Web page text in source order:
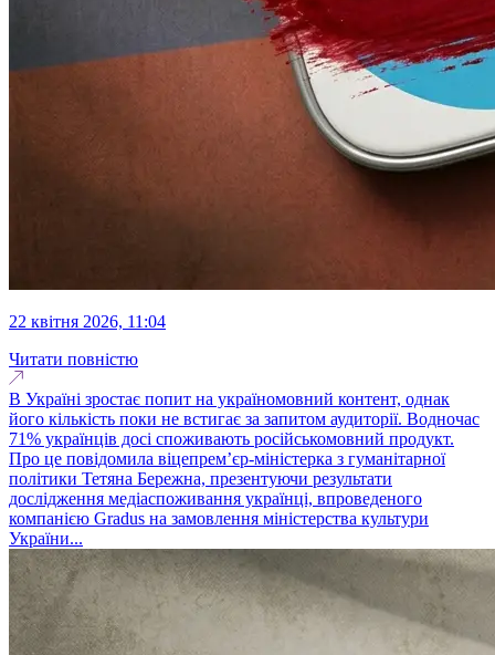
22 квітня 2026, 11:04
Читати повністю
В Україні зростає попит на україномовний контент, однак
його кількість поки не встигає за запитом аудиторії. Водночас
71% українців досі споживають російськомовний продукт.
Про це повідомила віцепрем’єр-міністерка з гуманітарної
політики Тетяна Бережна, презентуючи результати
дослідження медіаспоживання українці, впроведеного
компанією Gradus на замовлення міністерства культури
України...